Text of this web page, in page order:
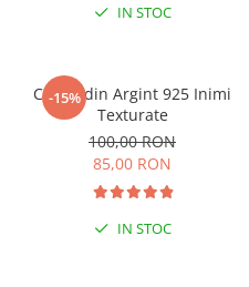
IN STOC
-15%
Cercei din Argint 925 Inimi
Texturate
100,00 RON
85,00 RON
IN STOC